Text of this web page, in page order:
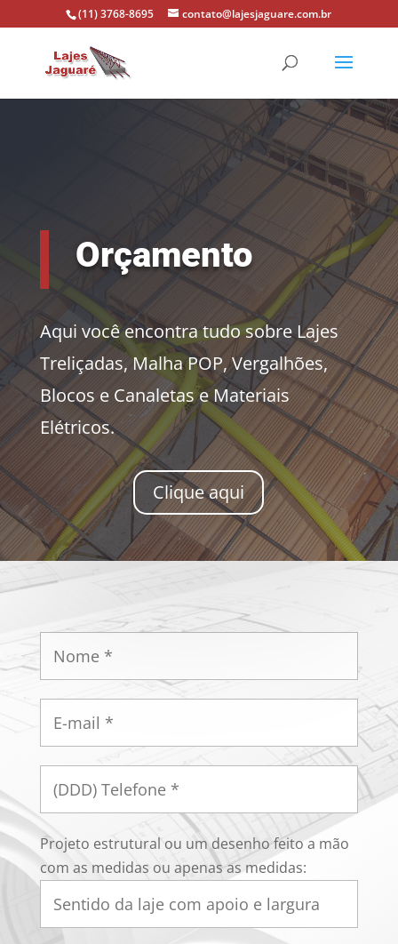
(11) 3768-8695 contato@lajesjaguare.com.br
Orçamento
Aqui você encontra tudo sobre Lajes
Treliçadas, Malha POP, Vergalhões,
Blocos e Canaletas e Materiais
Elétricos.
Clique aqui
Projeto estrutural ou um desenho feito a mão
com as medidas ou apenas as medidas: